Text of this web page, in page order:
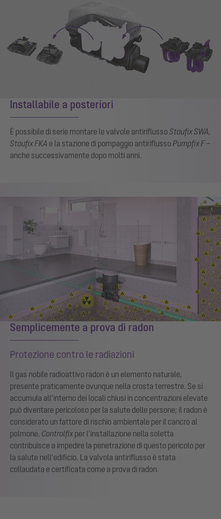
Installabile a posteriori
È possibile di serie montare le valvole antiriflusso Staufix SWA,
Staufix FKA e la stazione di pompaggio antiriflusso Pumpfix F –
anche successivamente dopo molti anni.
Semplicemente a prova di radon
Protezione contro le radiazioni
Il gas nobile radioattivo radon è un elemento naturale,
presente praticamente ovunque nella crosta terrestre. Se si
accumula all’interno dei locali chiusi in concentrazioni elevate
può diventare pericoloso per la salute delle persone; il radon è
considerato un fattore di rischio ambientale per il cancro al
polmone. Controlfix per l’installazione nella soletta
contribuisce a impedire la penetrazione di questo pericolo per
la salute nell’edificio. La valvola antiriflusso è stata
collaudata e certificata come a prova di radon.